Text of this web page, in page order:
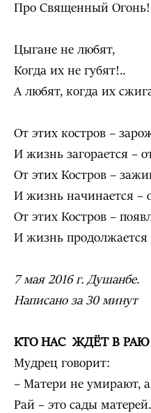
Про Священный
Цыгане не любят,
Когда их не губят!..
А любят, когда их
От этих костров –
И жизнь загорается –
От этих Костров –
И жизнь начинается –
От этих Костров –
И жизнь продолжается
7 мая 2016 г. Душанбе.
Написано за 30 минут
КТО НАС ЖДЁТ В РАЮ
Мудрец говорит:
– Матери не умирают,
Рай – это сады